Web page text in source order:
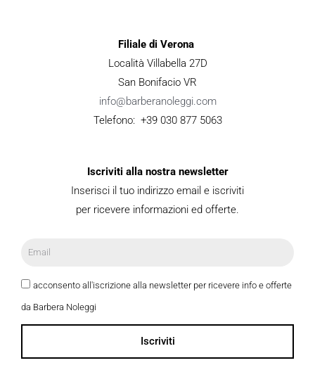
Filiale di Verona
Località Villabella 27D
San Bonifacio VR
info@barberanoleggi.com
Telefono: +39 030 877 5063
Iscriviti alla nostra newsletter
Inserisci il tuo indirizzo email e iscriviti
per ricevere informazioni ed offerte.
acconsento all'iscrizione alla newsletter per ricevere info e offerte
da Barbera Noleggi
Iscriviti